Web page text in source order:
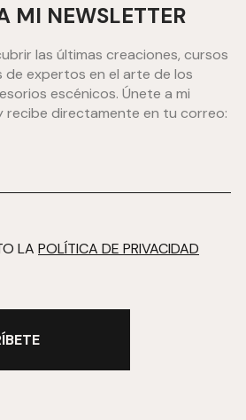
MI NEWSLETTER
las últimas creaciones, cursos
de expertos en el arte de los
escénicos. Únete a mi
recibe directamente en tu correo:
LA POLÍTICA DE PRIVACIDAD